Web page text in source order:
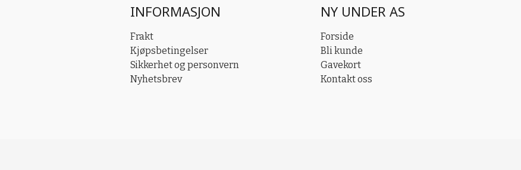
INFORMASJON
Frakt
Kjøpsbetingelser
Sikkerhet og personvern
Nyhetsbrev
NY UNDER AS
Forside
Bli kunde
Gavekort
Kontakt oss